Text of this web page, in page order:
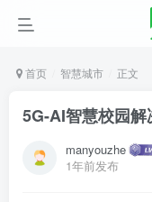
首页 智慧城市 正文
5G-AI智慧校园解
manyouzhe
1年前发布